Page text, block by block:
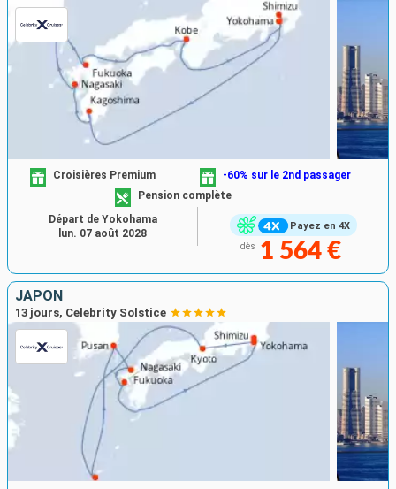
Payez en 4X
Croisières Premium
-60% sur le 2nd passager
Pension complète
dès 1 564 €
Départ de Yokohama
lun. 07 août 2028
JAPON
13 jours, Celebrity Solstice